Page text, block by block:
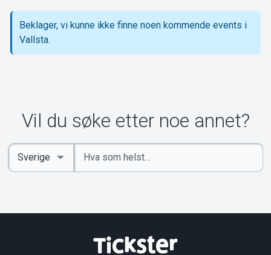
Beklager, vi kunne ikke finne noen kommende events i
Vallsta.
Vil du søke etter noe annet?
Angi
nøkkelord
Select
Country